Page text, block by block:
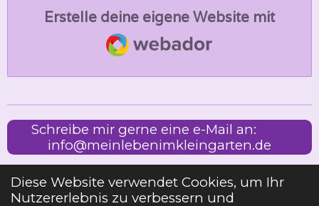
Diese Website verwendet Cookies, um Ihr
Nutzererlebnis zu verbessern und
Erstelle deine eigene Website mit
Webador
Schreibe mir gerne eine e-Mail an:
info@meinlebenimkleingarten.de
Impressum